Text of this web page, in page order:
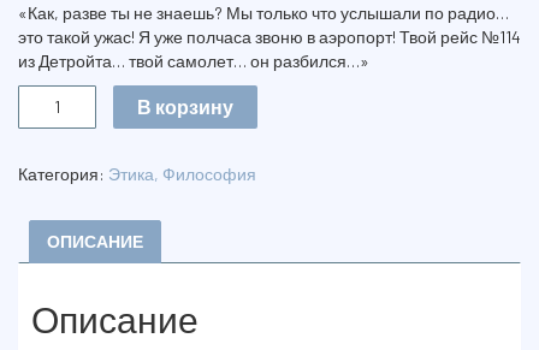
«Как, разве ты не знаешь? Мы только что услышали по радио…
это такой ужас! Я уже полчаса звоню в аэропорт! Твой рейс №114
из Детройта… твой самолет… он разбился…»
ЧТО
ДУШЕ
В корзину
Категория: Этика, Философия
ОПИСАНИЕ
Описание